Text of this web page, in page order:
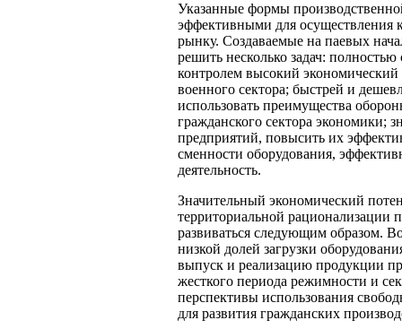
Указанные формы
эффективными для осуществления
рынку. Создаваемые на паевых
решить несколько задач:
контролем высокий
военного сектора; быстрей и
использовать преимущества
гражданского сектора экономики;
предприятий, повысить их
сменности оборудования,
деятельность.
Значительный экономический
территориальной рационализации
развиваться следующим образом.
низкой долей загрузки
выпуск и реализацию продукции
жесткого периода режимности и
перспективы использования
для развития гражданских